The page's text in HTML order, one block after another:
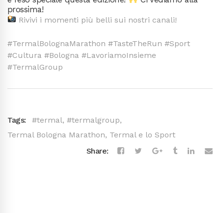
prossima!
Rivivi i momenti più belli sui nostri canali!
#TermalBolognaMarathon #TasteTheRun #Sport
#Cultura #Bologna #LavoriamoInsieme
#TermalGroup
Tags: #termal, #termalgroup,
Termal Bologna Marathon, Termal e lo Sport
Share: